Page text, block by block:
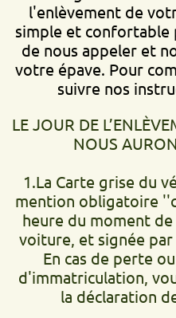
l'enlèvement de
simple et confortable
de nous appeler et
votre épave. Pour
suivre nos
LE JOUR DE
NOUS
1.La Carte grise du
mention obligatoire
heure du moment
voiture, et signée
En cas de perte
d'immatriculation,
la déclaration